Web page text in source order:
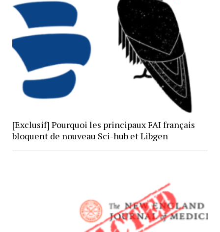
[Exclusif] Pourquoi les principaux FAI français
bloquent de nouveau Sci-hub et Libgen